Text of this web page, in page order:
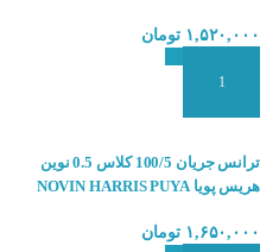
۱,۵۲۰,۰۰۰ تومان
ترانس جریان 100/5 کلاس 0.5 نوین
هریس پویا NOVIN HARRIS PUYA
۱,۶۵۰,۰۰۰ تومان